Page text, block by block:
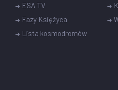
ESA TV
Fazy Księżyca
Lista kosmodromów